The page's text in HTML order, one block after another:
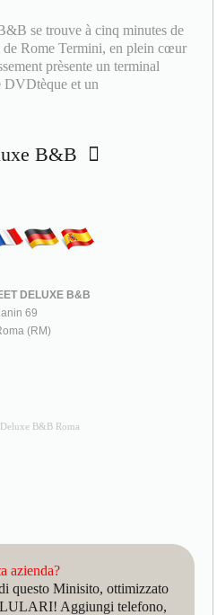
se trouve à cinq minutes de
de Rome Termini, en plein cœur
prèsente un terminal
DVDtèque et un
B&B
DELUXE B&B
69
(RM)
B&B Roma
azienda?
questo Minisito, ottimizzato
Aggiungi telefono,